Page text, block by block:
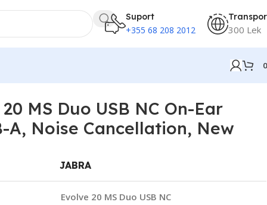
Suport
+355 68 208 2012 300 Lek
MS Duo USB NC On-Ear
A, Noise Cancellation, New
JABRA
Evolve 20 MS Duo USB NC